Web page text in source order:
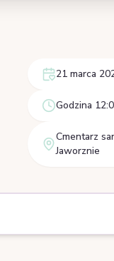
21 marca
Godzina
Cmentarz
Jaworznie